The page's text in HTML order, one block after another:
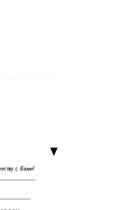
еству с Вами!